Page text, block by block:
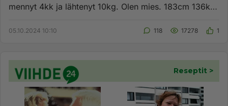
mennyt 4kk ja lähtenyt 10kg. Olen mies. 183cm 136kg
05.10.2024 10:10 118 17278 1